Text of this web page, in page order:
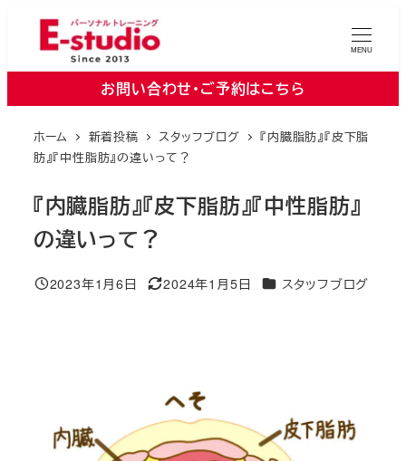
ン
MENU
お問い合わせ・ご予約はこちら
ホーム 新着投稿 スタッフブログ
『内臓脂肪』『皮下脂
肪』『中性脂肪』の違いって？
『内臓脂肪』『皮下脂肪』『中性脂肪』
の違いって？
投稿日
2023年1月6日
更新日
2024年1月5日 カテゴリー
スタッフブログ